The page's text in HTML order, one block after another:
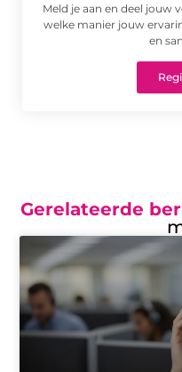
Meld je aan en deel jouw
welke manier jouw
en
Gerelateerde